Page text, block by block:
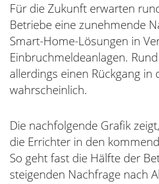
Für die Zukunft erwarten
Betriebe eine zunehmende
Smart-Home-Lösungen in
Einbruchmeldeanlagen.
allerdings einen Rückgang in
wahrscheinlich.
Die nachfolgende Grafik
die Errichter in den
So geht fast die Hälfte der
steigenden Nachfrage nach